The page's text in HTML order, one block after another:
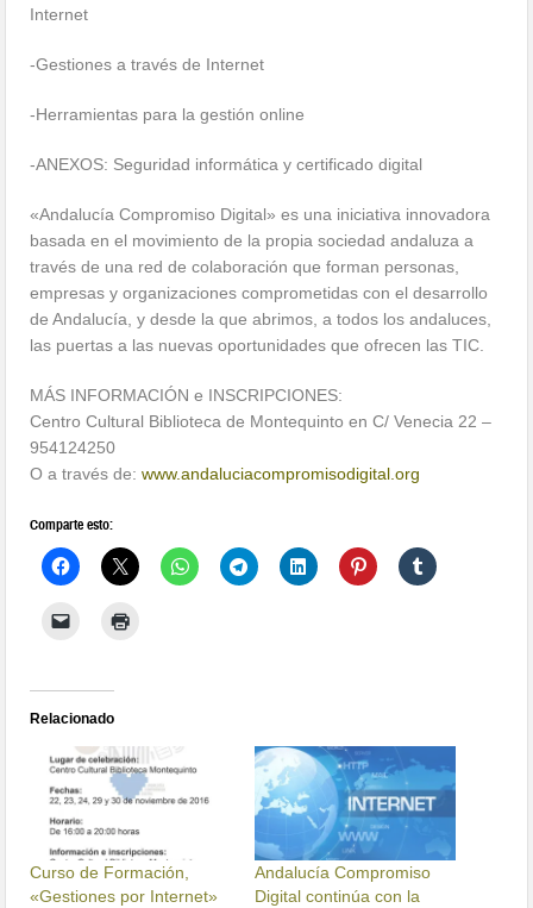
Internet
-Gestiones a través de Internet
-Herramientas para la gestión online
-ANEXOS: Seguridad informática y certificado digital
«Andalucía Compromiso Digital» es una iniciativa innovadora
basada en el movimiento de la propia sociedad andaluza a
través de una red de colaboración que forman personas,
empresas y organizaciones comprometidas con el desarrollo
de Andalucía, y desde la que abrimos, a todos los andaluces,
las puertas a las nuevas oportunidades que ofrecen las TIC.
MÁS INFORMACIÓN e INSCRIPCIONES:
Centro Cultural Biblioteca de Montequinto en C/ Venecia 22 –
954124250
O a través de:www.andaluciacompromisodigital.org
Comparte esto:
Relacionado
Curso de Formación,
«Gestiones por Internet»
Andalucía Compromiso
Digital continúa con la